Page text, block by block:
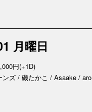
月曜日
円(+1D)
ンズ / 磯たかこ / Asaake / aro